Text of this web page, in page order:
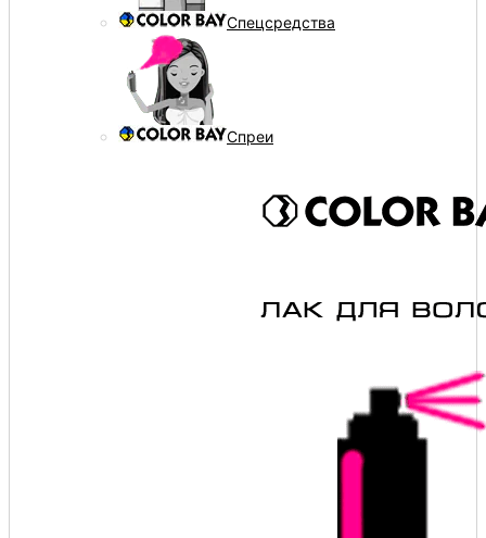
Спецсредства
Спреи